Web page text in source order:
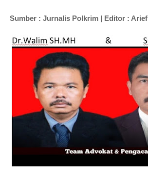
Sumber : Jurnalis Polkrim | Editor : Arief